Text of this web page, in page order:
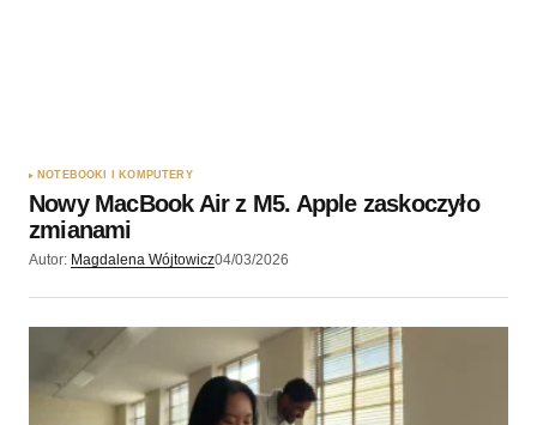
NOTEBOOKI I KOMPUTERY
Nowy MacBook Air z M5. Apple zaskoczyło
zmianami
Autor: Magdalena Wójtowicz04/03/2026